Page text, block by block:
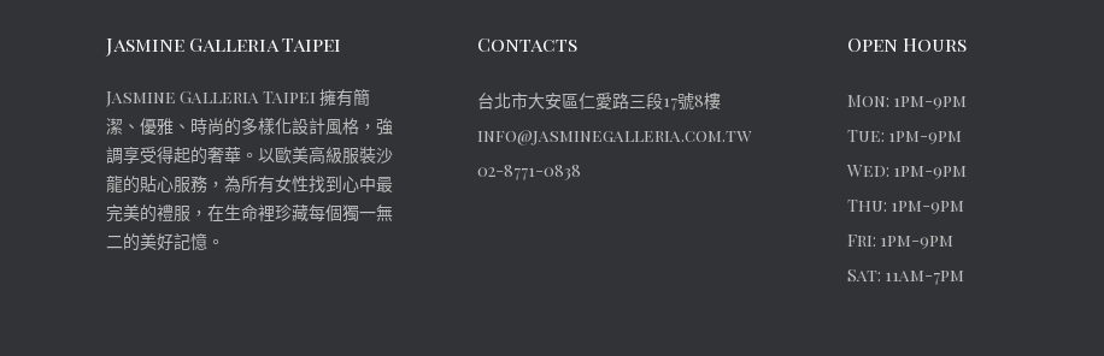
Jasmine Galleria Taipei
Jasmine Galleria Taipei 擁有簡
潔、優雅、時尚的多樣化設計風格，強
調享受得起的奢華。以歐美高級服裝沙
龍的貼心服務，為所有女性找到心中最
完美的禮服，在生命裡珍藏每個獨一無
二的美好記憶。
Contacts
台北市大安區仁愛路三段17號8樓
info@jasminegalleria.com.tw
02-8771-0838
Open Hours
Mon: 1pm-9pm
Tue: 1pm-9pm
Wed: 1pm-9pm
Thu: 1pm-9pm
Fri: 1pm-9pm
Sat: 11am-7pm